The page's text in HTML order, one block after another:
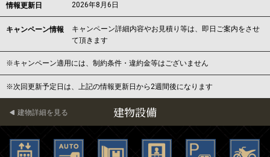
情報更新日 2026年8月6日
キャンペーン情報
キャンペーン詳細内容やお見積り等は、即日ご案内をさせ
て頂きます
※キャンペーン適用には、制約条件・違約金等はございません
※次回更新予定日は、上記の情報更新日から2週間後になります
建物設備
建物詳細を見る